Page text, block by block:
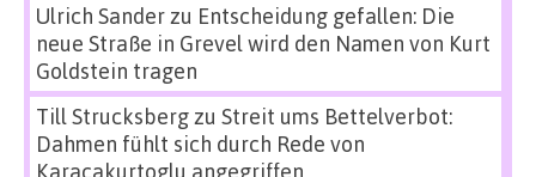
Ulrich Sanderzu Entscheidung gefallen: Die
neue Straße in Grevel wird den Namen von Kurt
Goldstein tragen
Till Strucksbergzu Streit ums Bettelverbot:
Dahmen fühlt sich durch Rede von
Karacakurtoglu angegriffen